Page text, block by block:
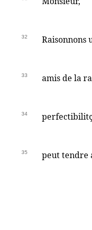
32 Raisonnons
33 amis de la
34 perfectibilitç
35 peut tendre